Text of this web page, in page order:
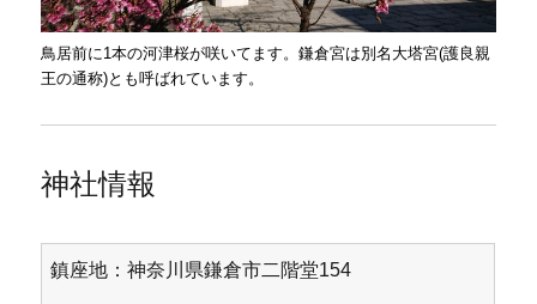
鳥居前に1本の河津桜が咲いてます。鎌倉宮は別名大塔宮(護良親
王の通称)とも呼ばれています。
神社情報
鎮座地：神奈川県鎌倉市二階堂154